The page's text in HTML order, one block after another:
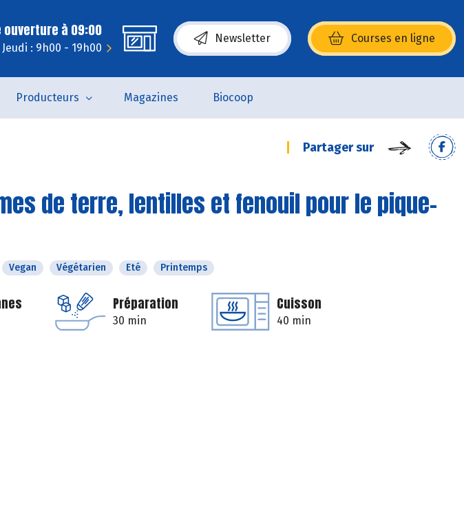
ouverture à 09:00
Jeudi : 9h00 - 19h00
Newsletter Courses en ligne
(s’ouvre dans une nouvelle fenêtre)
Producteurs Magazines Biocoop
Partager sur
de terre, lentilles et fenouil pour le pique-
Vegan Végétarien Eté Printemps
Préparation
30 min
Cuisson
40 min